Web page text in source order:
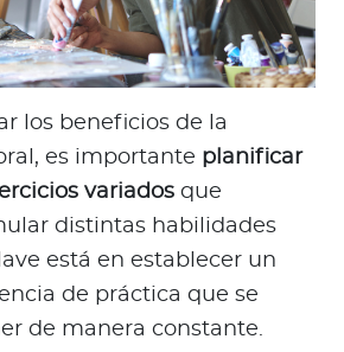
los beneficios de la
es importante planificar
variados que
distintas habilidades
está en establecer un
de práctica que se
de manera constante.